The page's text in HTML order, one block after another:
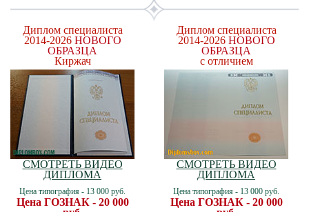
Диплом специалиста
2014-2026 НОВОГО
ОБРАЗЦА
Киржач
СМОТРЕТЬ ВИДЕО
ДИПЛОМА
Цена типография - 13 000 руб.
Цена ГОЗНАК - 20 000
Диплом специалиста
2014-2026 НОВОГО
ОБРАЗЦА
с отличием
СМОТРЕТЬ ВИДЕО
ДИПЛОМА
Цена типография - 13 000 руб.
Цена ГОЗНАК - 20 000